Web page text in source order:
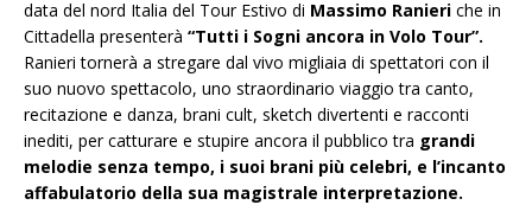
data del nord Italia del Tour Estivo di Massimo Ranieri che in
Cittadella presenterà “Tutti i Sogni ancora in Volo Tour”.
Ranieri tornerà a stregare dal vivo migliaia di spettatori con il
suo nuovo spettacolo, uno straordinario viaggio tra canto,
recitazione e danza, brani cult, sketch divertenti e racconti
inediti, per catturare e stupire ancora il pubblico tra grandi
melodie senza tempo, i suoi brani più celebri, e l’incanto
affabulatorio della sua magistrale interpretazione.